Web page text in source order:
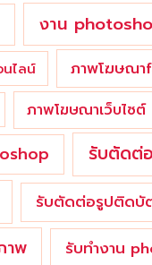
งาน
ไลน์ ภาพโฆษณา
ภาพโฆษณาเว็บไซต์
รับตัดต่
รับตัดต่อรูปติดบั
าพ รับทำงาน